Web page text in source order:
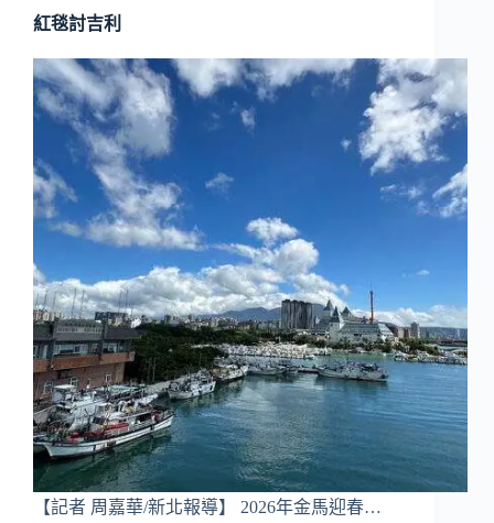
紅毯討吉利
【記者 周嘉華/新北報導】 2026年金馬迎春…